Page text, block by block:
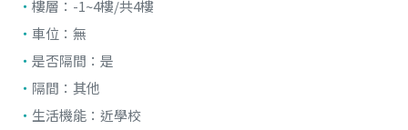
樓層： -1~4樓/共4樓
車位： 無
是否隔間： 是
隔間： 其他
生活機能： 近學校